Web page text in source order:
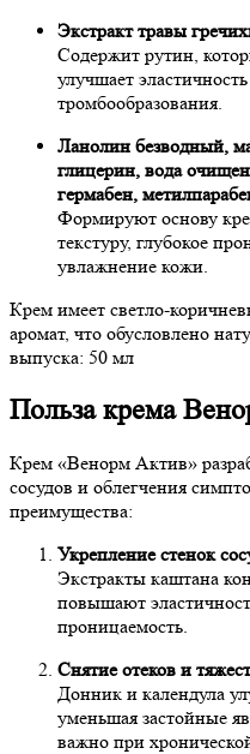
Экстракт травы
Содержит рутин,
улучшает
тромбообразования.
Ланолин безводный,
глицерин, вода
гермабен,
Формируют основу
текстуру, глубокое
увлажнение кожи.
Крем имеет светло-
аромат, что обусловлено
выпуска: 50 мл
Польза крема
Крем «Венорм Актив»
сосудов и облегчения
преимущества:
Укрепление стенок
Экстракты каштана
повышают
проницаемость.
Снятие отеков и
Донник и календула
уменьшая застойные
важно при